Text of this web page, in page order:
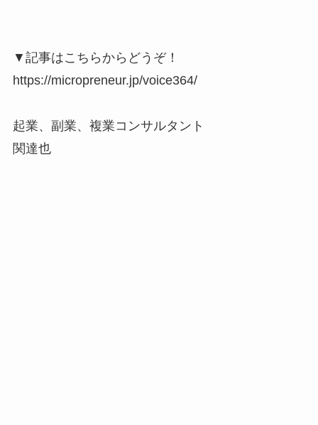
▼記事はこちらからどうぞ！
https://micropreneur.jp/voice364/
起業、副業、複業コンサルタント
関達也